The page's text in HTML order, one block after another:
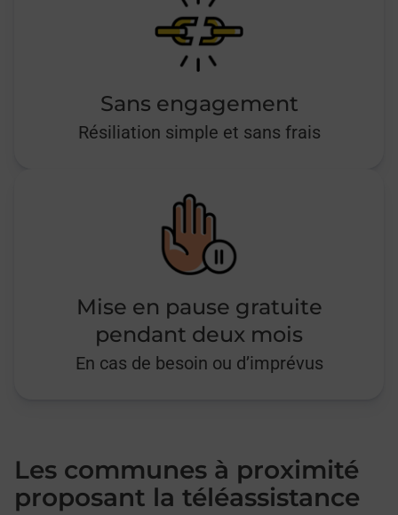
Sans engagement
Résiliation simple et sans frais
Mise en pause gratuite
pendant deux mois
En cas de besoin ou d’imprévus
Les communes à proximité
proposant la téléassistance